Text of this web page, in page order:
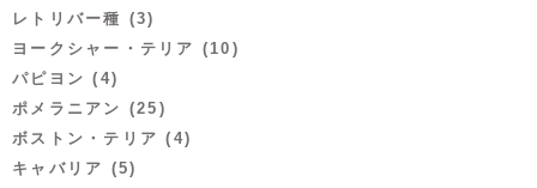
レトリバー種 (3)
ヨークシャー・テリア (10)
パピヨン (4)
ポメラニアン (25)
ボストン・テリア (4)
キャバリア (5)